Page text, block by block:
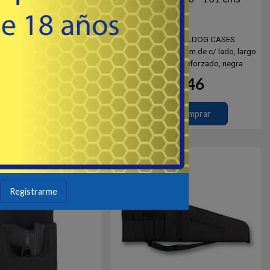
- BULLDOG CASES
4 cm.de c/ lado. largo
cms, reforzada, verde
# 10040 - BULLDOG CASES
Funda acolchado 4 cm.de c/ lado, largo
40" - 101 cms, reforzado, negra
USD 46
Comprar
Destacado
Registrarme